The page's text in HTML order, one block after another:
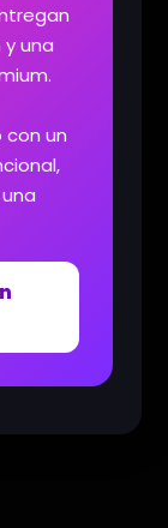
una
con un